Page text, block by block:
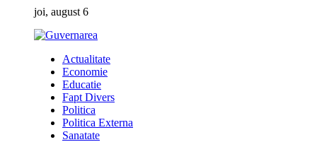
content
joi, august 6
Actualitate
Economie
Educatie
Fapt Divers
Politica
Politica Externa
Sanatate